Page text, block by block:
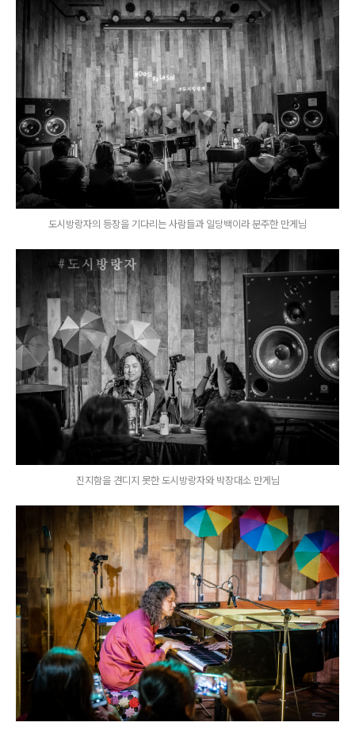
도시방랑자의 등장을 기다리는 사람들과 일당백이라 분주한 만게님
진지함을 견디지 못한 도시방랑자와 박장대소 만게님